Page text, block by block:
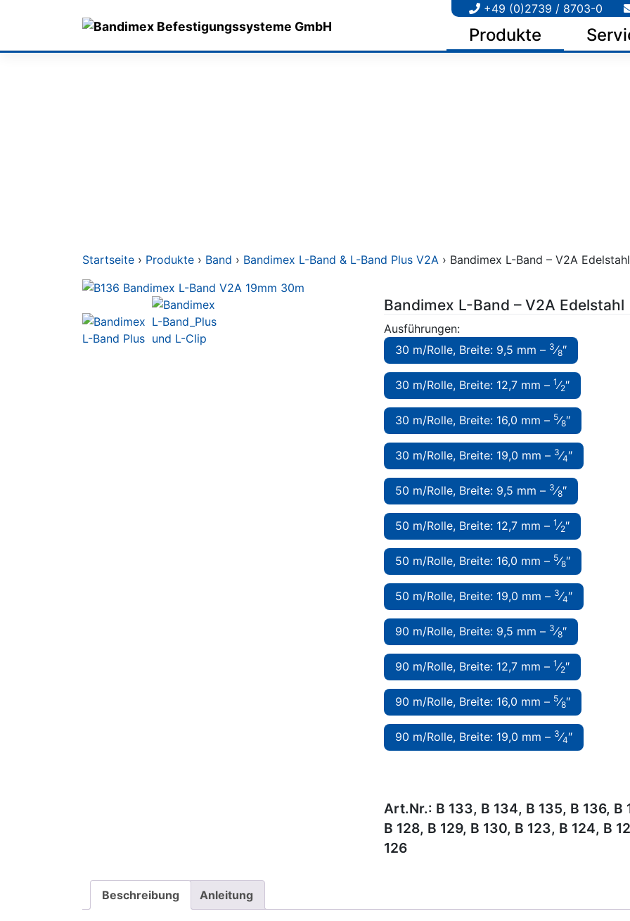
Produkte
+49 (0)2739 / 8703-0
Startseite › Produkte › Band › Bandimex L-Band & L-Band Plus V2A › Bandimex L-Band – V2A Edelstahl
Bandimex L-Band – V2A Edelstahl
Ausführungen:
30 m/Rolle, Breite: 9,5 mm – 3⁄8″
30 m/Rolle, Breite: 12,7 mm – 1⁄2″
30 m/Rolle, Breite: 16,0 mm – 5⁄8″
30 m/Rolle, Breite: 19,0 mm – 3⁄4″
50 m/Rolle, Breite: 9,5 mm – 3⁄8″
50 m/Rolle, Breite: 12,7 mm – 1⁄2″
50 m/Rolle, Breite: 16,0 mm – 5⁄8″
50 m/Rolle, Breite: 19,0 mm – 3⁄4″
90 m/Rolle, Breite: 9,5 mm – 3⁄8″
90 m/Rolle, Breite: 12,7 mm – 1⁄2″
90 m/Rolle, Breite: 16,0 mm – 5⁄8″
90 m/Rolle, Breite: 19,0 mm – 3⁄4″
Art.Nr.: B 133, B 134, B 135, B 136, B
B 128, B 129, B 130, B 123, B 124, B
126
Beschreibung Anleitung